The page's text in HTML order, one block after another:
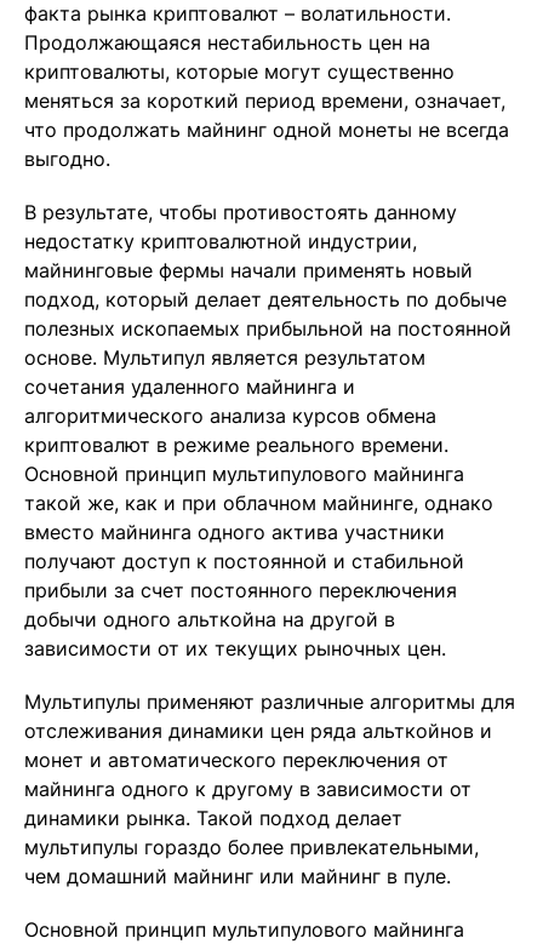
факта рынка криптовалют – волатильности.
Продолжающаяся нестабильность цен на
криптовалюты, которые могут существенно
меняться за короткий период времени, означает,
что продолжать майнинг одной монеты не всегда
выгодно.
В результате, чтобы противостоять данному
недостатку криптовалютной индустрии,
майнинговые фермы начали применять новый
подход, который делает деятельность по добыче
полезных ископаемых прибыльной на постоянной
основе. Мультипул является результатом
сочетания удаленного майнинга и
алгоритмического анализа курсов обмена
криптовалют в режиме реального времени.
Основной принцип мультипулового майнинга
такой же, как и при облачном майнинге, однако
вместо майнинга одного актива участники
получают доступ к постоянной и стабильной
прибыли за счет постоянного переключения
добычи одного альткойна на другой в
зависимости от их текущих рыночных цен.
Мультипулы применяют различные алгоритмы для
отслеживания динамики цен ряда альткойнов и
монет и автоматического переключения от
майнинга одного к другому в зависимости от
динамики рынка. Такой подход делает
мультипулы гораздо более привлекательными,
чем домашний майнинг или майнинг в пуле.
Основной принцип мультипулового майнинга